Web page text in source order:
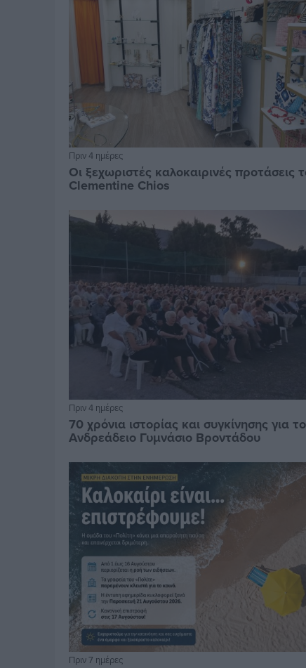
Πριν 4 ημέρες
Οι ξεχωριστές καλοκαιρινές προτάσεις
Clementine Chios
Πριν 4 ημέρες
70 χρόνια ιστορίας και συγκίνησης για το
Ανδρεάδειο Γυμνάσιο Βροντάδου
Πριν 7 ημέρες